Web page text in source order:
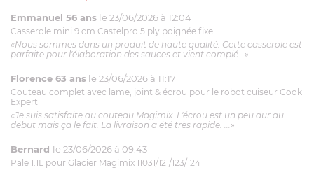
Emmanuel 56 ans le 23/06/2026 à 12:04
Casserole mini 9 cm Castelpro 5 ply poignée fixe
«Nous sommes dans un produit de haute qualité. Cette casserole est
parfaite pour l'élaboration des sauces et vient complé...»
Florence 63 ans le 23/06/2026 à 11:17
Couteau complet avec lame, joint & écrou pour le robot cuiseur Cook
Expert
«Je suis satisfaite du couteau Magimix. L'écrou est un peu dur au
début mais ça le fait. La livraison a été très rapide. ...»
Bernard le 23/06/2026 à 09:43
Pale 1.1L pour Glacier Magimix 11031/121/123/124